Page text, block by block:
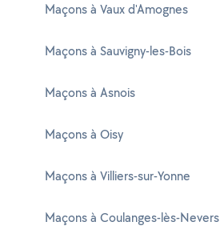
Maçons à Vaux d'Amognes
Maçons à Sauvigny-les-Bois
Maçons à Asnois
Maçons à Oisy
Maçons à Villiers-sur-Yonne
Maçons à Coulanges-lès-Nevers